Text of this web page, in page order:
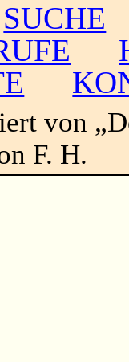
SUCHE
von
F. H.